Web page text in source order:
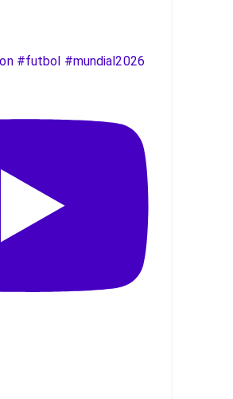
#futbol #mundial2026